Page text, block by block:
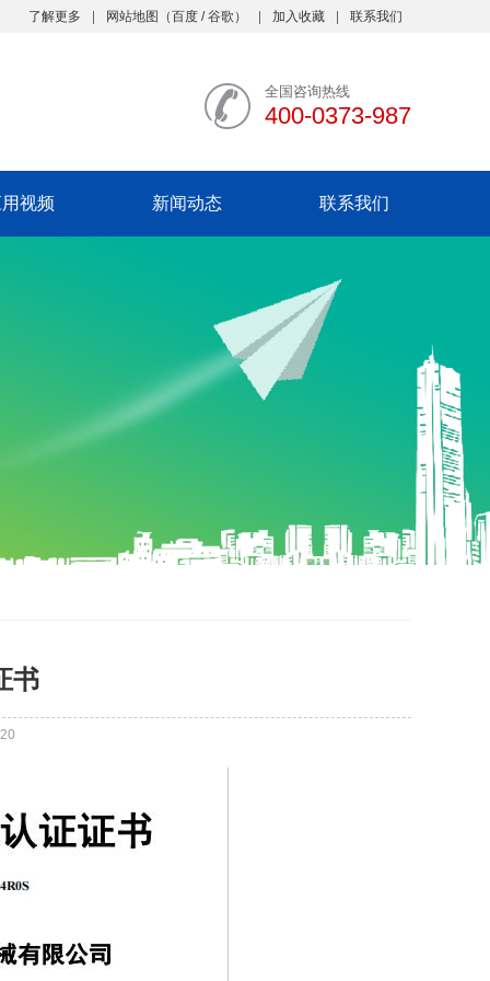
了解更多 网站地图 （百度 /谷歌 ） 加入收藏 联系我们
全国咨询热线
400-0373-987
视频 新闻动态 联系我们
书